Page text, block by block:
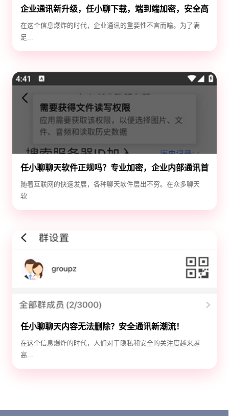
企业通讯新升级，任小聊下载，端到端加密，安全高
效！
在这个信息爆炸的时代，企业通讯的重要性不言而喻。为了满
足...
任小聊聊天软件正规吗？专业加密，企业内部通讯首
选！
随着互联网的快速发展，各种聊天软件层出不穷。在众多聊天
软...
任小聊聊天内容无法删除？安全通讯新潮流！
在这个信息爆炸的时代，人们对于隐私和安全的关注度越来越
高...